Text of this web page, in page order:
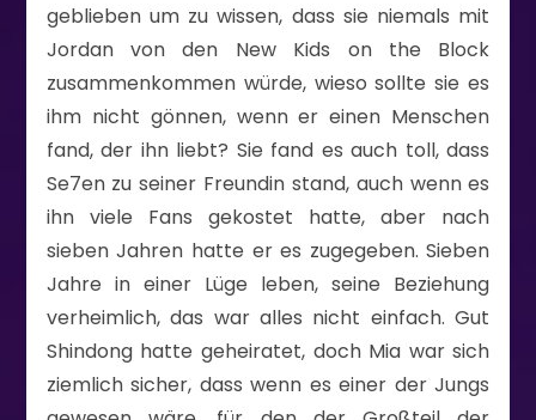
geblieben um zu wissen, dass sie niemals mit
Jordan von den New Kids on the Block
zusammenkommen würde, wieso sollte sie es
ihm nicht gönnen, wenn er einen Menschen
fand, der ihn liebt? Sie fand es auch toll, dass
Se7en zu seiner Freundin stand, auch wenn es
ihn viele Fans gekostet hatte, aber nach
sieben Jahren hatte er es zugegeben. Sieben
Jahre in einer Lüge leben, seine Beziehung
verheimlich, das war alles nicht einfach. Gut
Shindong hatte geheiratet, doch Mia war sich
ziemlich sicher, dass wenn es einer der Jungs